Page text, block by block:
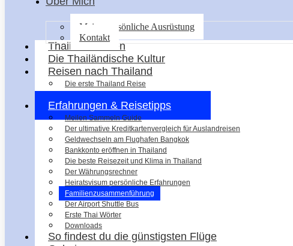
Meine persönliche Ausrüstung
Kontakt
Thailanderleben
Die Thailändische Kultur
Reisen nach Thailand
Die erste Thailand Reise
Erfahrungen & Reisetipps
Meilen Sammeln Guide
Der ultimative Kreditkartenvergleich für Auslandreisen
Geldwechseln am Flughafen Bangkok
Bankkonto eröffnen in Thailand
Die beste Reisezeit und Klima in Thailand
Der Währungsrechner
Heiratsvisum persönliche Erfahrungen
Familienzusammenführung
Der Airport Shuttle Bus
Erste Thai Wörter
Downloads
So findest du die günstigsten Flüge